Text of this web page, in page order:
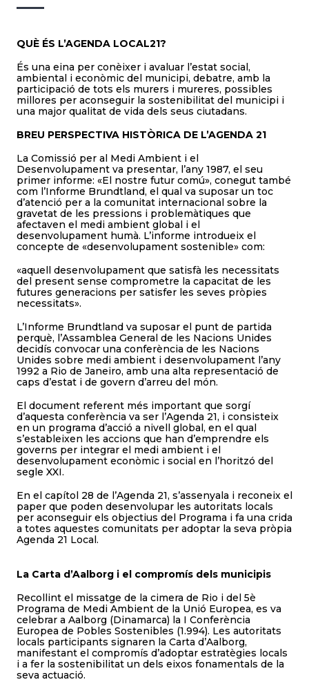
QUÈ ÉS L’AGENDA LOCAL21?
És una eina per conèixer i avaluar l’estat social,
ambiental i econòmic del municipi, debatre, amb la
participació de tots els murers i mureres, possibles
millores per aconseguir la sostenibilitat del municipi i
una major qualitat de vida dels seus ciutadans.
BREU PERSPECTIVA HISTÒRICA DE L’AGENDA 21
La Comissió per al Medi Ambient i el
Desenvolupament va presentar, l’any 1987, el seu
primer informe: «El nostre futur comú», conegut també
com l’Informe Brundtland, el qual va suposar un toc
d’atenció per a la comunitat internacional sobre la
gravetat de les pressions i problemàtiques que
afectaven el medi ambient global i el
desenvolupament humà. L’informe introdueix el
concepte de «desenvolupament sostenible» com:
«aquell desenvolupament que satisfà les necessitats
del present sense comprometre la capacitat de les
futures generacions per satisfer les seves pròpies
necessitats».
L’Informe Brundtland va suposar el punt de partida
perquè, l’Assamblea General de les Nacions Unides
decidís convocar una conferència de les Nacions
Unides sobre medi ambient i desenvolupament l’any
1992 a Rio de Janeiro, amb una alta representació de
caps d’estat i de govern d’arreu del món.
El document referent més important que sorgí
d’aquesta conferència va ser l’Agenda 21, i consisteix
en un programa d’acció a nivell global, en el qual
s’estableixen les accions que han d’emprendre els
governs per integrar el medi ambient i el
desenvolupament econòmic i social en l’horitzó del
segle XXI.
En el capítol 28 de l’Agenda 21, s’assenyala i reconeix el
paper que poden desenvolupar les autoritats locals
per aconseguir els objectius del Programa i fa una crida
a totes aquestes comunitats per adoptar la seva pròpia
Agenda 21 Local.
La Carta d’Aalborg i el compromís dels municipis
Recollint el missatge de la cimera de Rio i del 5è
Programa de Medi Ambient de la Unió Europea, es va
celebrar a Aalborg (Dinamarca) la I Conferència
Europea de Pobles Sostenibles (1.994). Les autoritats
locals participants signaren la Carta d’Aalborg,
manifestant el compromís d’adoptar estratègies locals
i a fer la sostenibilitat un dels eixos fonamentals de la
seva actuació.